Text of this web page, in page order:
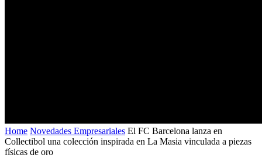
Home Novedades Empresariales El FC Barcelona lanza en
Collectibol una colección inspirada en La Masia vinculada a piezas
físicas de oro